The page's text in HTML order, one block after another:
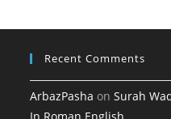
Recent Comments
ArbazPasha onSurah